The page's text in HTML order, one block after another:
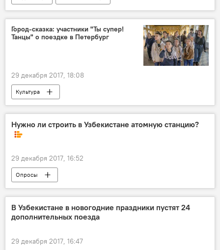
Город-сказка: участники "Ты супер!
Танцы" о поездке в Петербург
29 декабря 2017, 18:08
Культура
Международный конкурс "Ты супер! Танцы"
Санкт-Петербург
дети
Ты супер! Танцы
Нужно ли строить в Узбекистане атомную станцию?
29 декабря 2017, 16:52
Опросы
В Узбекистане в новогодние праздники пустят 24
дополнительных поезда
29 декабря 2017, 16:47